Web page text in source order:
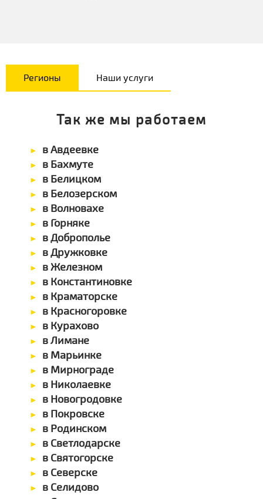
Регионы Наши услуги
Так же мы работаем
в Авдеевке
в Бахмуте
в Белицком
в Белозерском
в Волновахе
в Горняке
в Доброполье
в Дружковке
в Железном
в Константиновке
в Краматорске
в Красногоровке
в Курахово
в Лимане
в Марьинке
в Мирнограде
в Николаевке
в Новогродовке
в Покровске
в Родинском
в Светлодарске
в Святогорске
в Северске
в Селидово